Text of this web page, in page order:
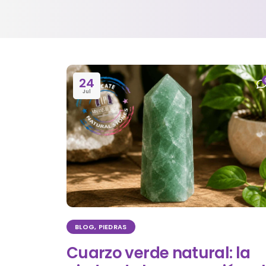
24
Jul
BLOG, PIEDRAS
Cuarzo verde natural: la